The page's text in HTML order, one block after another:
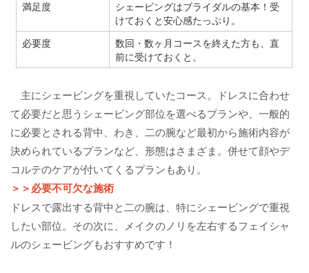
満足度
シェービングはブライダルの基本！受
けておくと安心感たっぷり。
必要度
数回・数ヶ月コースを終えた方も、直
前に受けておくと。
主にシェービングを重視していたコース。ドレスに合わせ
て必要だと思うシェービング部位を選べるプランや、一般的
に必要とされる背中、わき、二の腕など最初から施術内容が
決められているプランなど、形態はさまざま。併せて顔やデ
コルテのケアが付いてくるプランもあり。
＞＞必要不可欠な施術
ドレスで露出する背中と二の腕は、特にシェービングで重視
したい部位。その次に、メイクのノリを左右するフェイシャ
ルのシェービングもおすすめです！